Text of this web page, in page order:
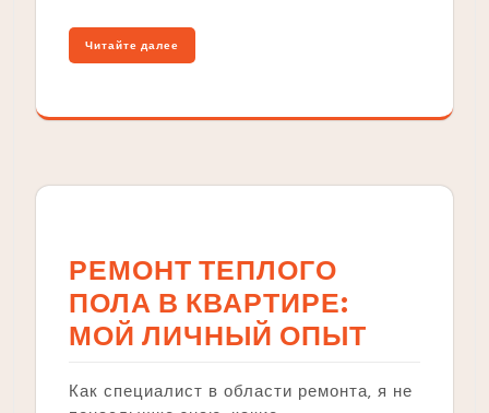
Читайте далее
РЕМОНТ ТЕПЛОГО
ПОЛА В КВАРТИРЕ:
МОЙ ЛИЧНЫЙ ОПЫТ
Как специалист в области ремонта‚ я не